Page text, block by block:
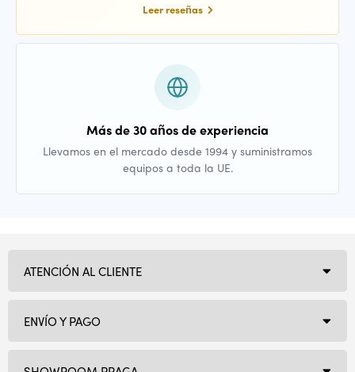
Leer reseñas
Más de 30 años de experiencia
Llevamos en el mercado desde 1994 y suministramos
equipos a toda la UE.
ATENCIÓN AL CLIENTE
ENVÍO Y PAGO